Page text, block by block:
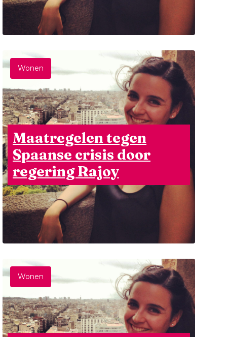
Wonen
Maatregelen tegen
Spaanse crisis door
regering Rajoy
Wonen